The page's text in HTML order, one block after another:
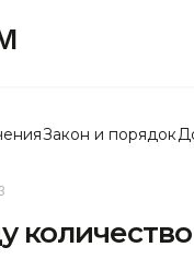
Закон и порядок